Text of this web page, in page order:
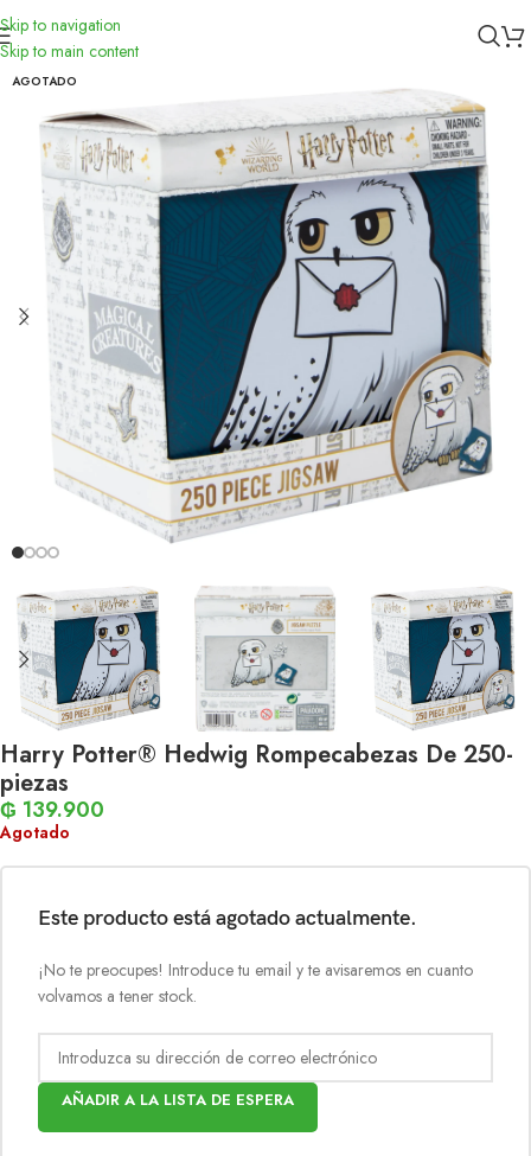
Skip to navigation
Skip to main content
Inicio Toys Didácticos
AGOTADO
Harry Potter® Hedwig Rompecabezas De 250-
piezas
₲ 139.900
Agotado
Este producto está agotado actualmente.
¡No te preocupes! Introduce tu email y te avisaremos en cuanto
volvamos a tener stock.
AÑADIR A LA LISTA DE ESPERA